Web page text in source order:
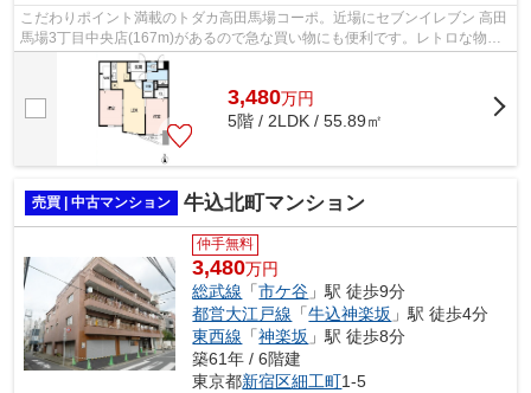
こだわりポイント満載のトダカ高田馬場コーポ。近場にセブンイレブン 高田
馬場3丁目中央店(167m)があるので急な買い物にも便利です。レトロな物件
なら、見渡せばそこに懐かしさを感じ...
3,480万円
5階 / 2LDK / 55.89㎡
売買 | 中古マンション 牛込北町マンション
仲手無料
3,480万円
総武線 「市ケ谷 」駅 徒歩9分
都営大江戸線 「牛込神楽坂 」駅 徒歩4分
東西線 「神楽坂 」駅 徒歩8分
築61年 / 6階建
東京都新宿区細工町1-5